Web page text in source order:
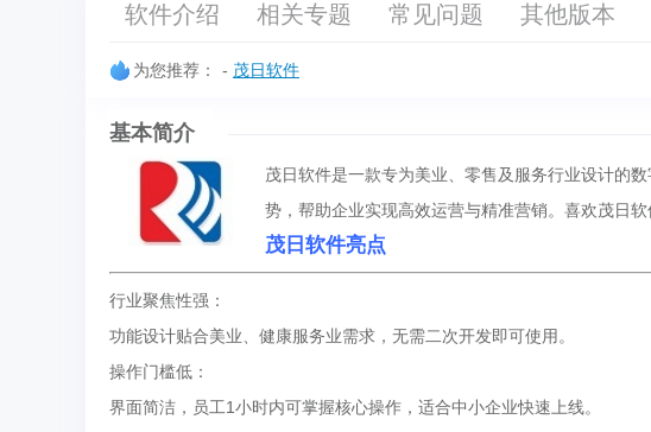
软件介绍 相关专题 常见问题 其他版本
为您推荐： - 茂日软件
基本简介
茂日软件是一款专为美业、零售及服务行业设计的
势，帮助企业实现高效运营与精准营销。喜欢茂日
茂日软件亮点
行业聚焦性强：
功能设计贴合美业、健康服务业需求，无需二次开发即可使用。
操作门槛低：
界面简洁，员工1小时内可掌握核心操作，适合中小企业快速上线。